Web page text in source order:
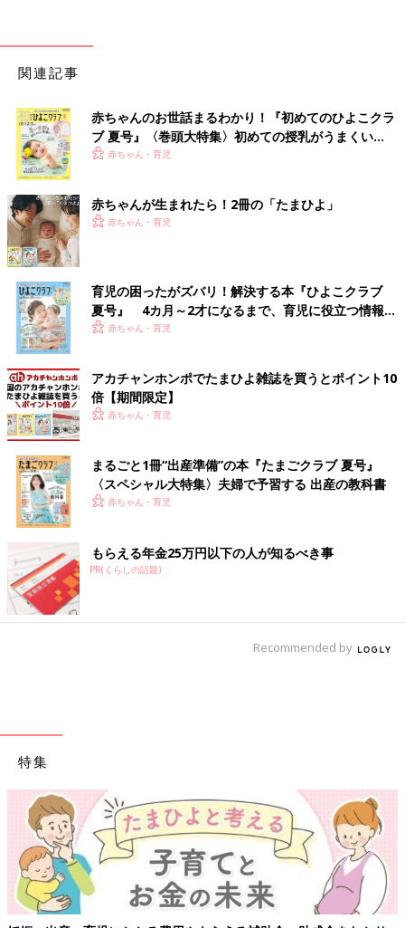
関連記事
赤ちゃんのお世話まるわかり！『初めてのひよこクラ
ブ 夏号』〈巻頭大特集〉初めての授乳がうまくい
く！ おっぱい・ミルクの基本と夏のトラブル 解決テ
赤ちゃん・育児
赤ちゃんが生まれたら！2冊の「たまひよ」
赤ちゃん・育児
育児の困ったがズバリ！解決する本『ひよこクラブ
夏号』 4カ月～2才になるまで、育児に役立つ情報が
いっぱい！
赤ちゃん・育児
アカチャンホンポでたまひよ雑誌を買うとポイント10
倍【期間限定】
赤ちゃん・育児
まるごと1冊“出産準備”の本『たまごクラブ 夏号』
〈スペシャル大特集〉夫婦で予習する 出産の教科書
赤ちゃん・育児
もらえる年金25万円以下の人が知るべき事
PR(くらしの話題)
Recommended by
特集
【ワクチン接種できるものも】妊婦の感染症対策、知っておいて